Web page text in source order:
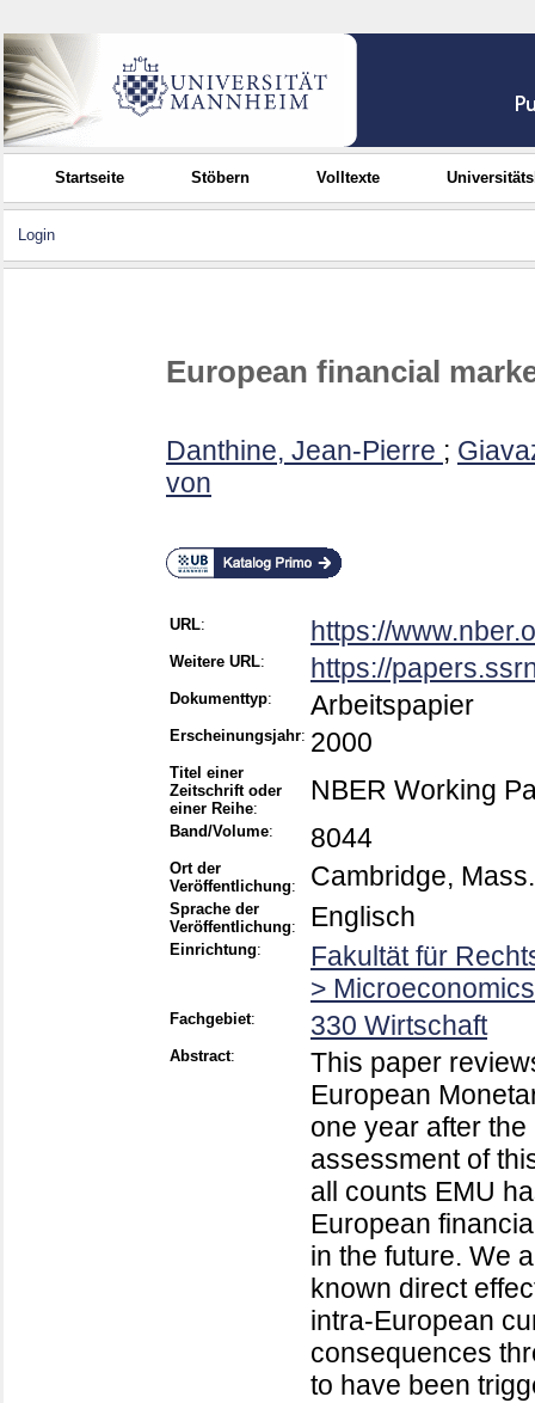
Startseite Stöbern Volltexte
Login
European financial
Danthine, Jean-Pierre ;
von
URL: https://
Weitere URL: https://
Dokumenttyp: Arbeitspapier
Erscheinungsjahr: 2000
Titel einer
Zeitschrift oder
einer Reihe:
NBER Working
Band/Volume: 8044
Ort der
Veröffentlichung: Cambridge, Mass.
Sprache der
Veröffentlichung: Englisch
Einrichtung:
Fakultät für
>
Fachgebiet: 330 Wirtschaft
Abstract:
This paper
European
one year after
assessment of
all counts EMU
European
in the future. We
known direct
intra-European
consequences
to have been